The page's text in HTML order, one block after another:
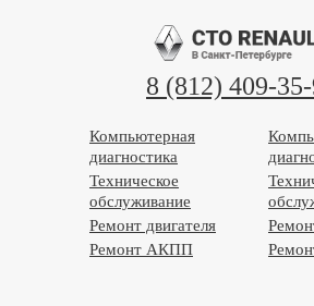
8 (812) 409-
Компьютерная
диагностика
Техническое
обслуживание
Ремонт двигателя
Ремонт АКПП